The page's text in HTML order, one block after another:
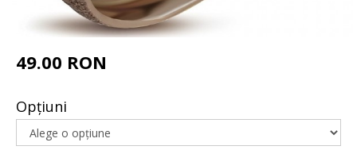
49.00 RON
Opţiuni